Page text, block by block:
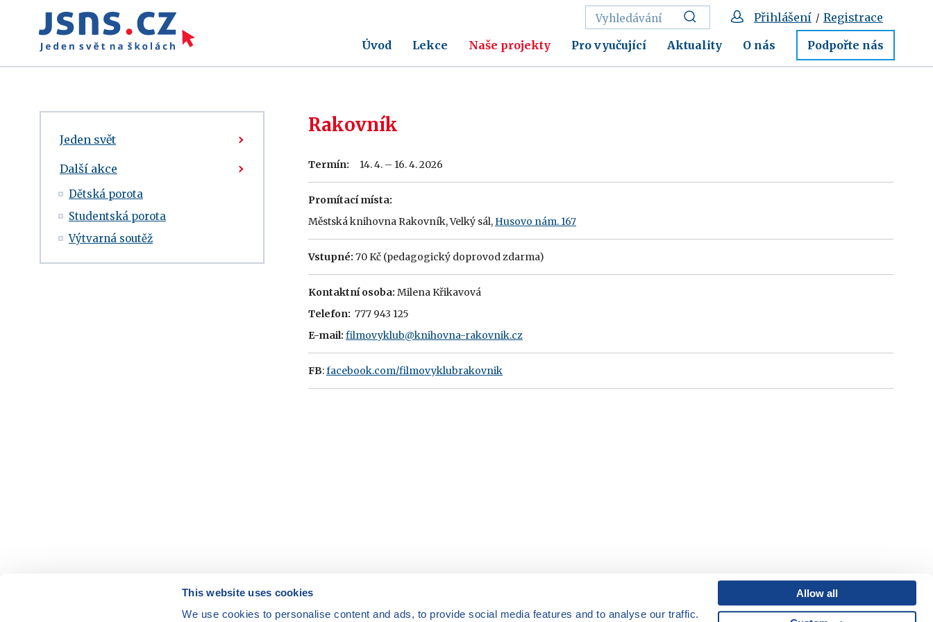
This website uses cookies
We use cookies to personalise content and ads, to provide social media features and to analyse our traffic.
Allow all
Úvod Lekce Naše projekty Pro vyučující Aktuality O nás Podpořte nás
Přihlášení / Registrace
Jeden svět
Další akce
Dětská porota
Studentská porota
Výtvarná soutěž
Rakovník
Termín: 14. 4. – 16. 4. 2026
Promítací místa:
Městská knihovna Rakovník, Velký sál, Husovo nám. 167
Vstupné: 70 Kč (pedagogický doprovod zdarma)
Kontaktní osoba: Milena Křikavová
Telefon: 777 943 125
E-mail: filmovyklub@knihovna-rakovnik.cz
FB:facebook.com/filmovyklubrakovnik